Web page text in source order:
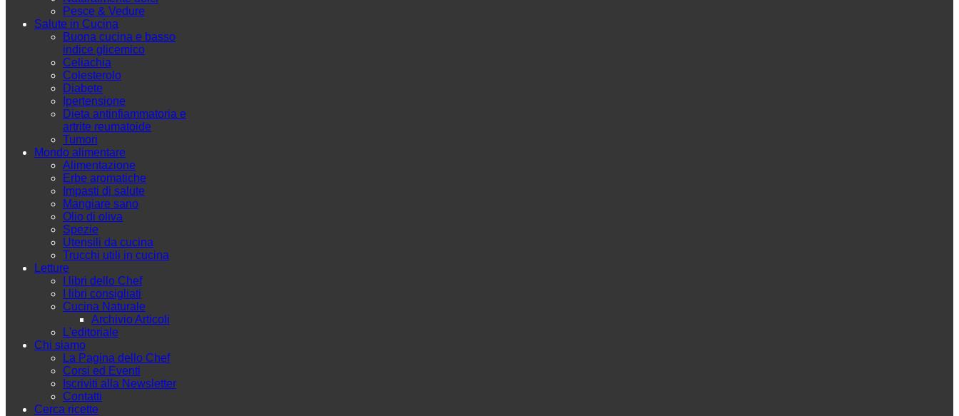
Pesce & Vedure
Salute in Cucina
Buona cucina e basso
indice glicemico
Celiachia
Colesterolo
Diabete
Ipertensione
Dieta antinfiammatoria e
artrite reumatoide
Tumori
Mondo alimentare
Alimentazione
Erbe aromatiche
Impasti di salute
Mangiare sano
Olio di oliva
Spezie
Utensili da cucina
Trucchi utili in cucina
Letture
I libri dello Chef
I libri consigliati
Cucina Naturale
Archivio Articoli
L'editoriale
Chi siamo
La Pagina dello Chef
Corsi ed Eventi
Iscriviti alla Newsletter
Contatti
Cerca ricette